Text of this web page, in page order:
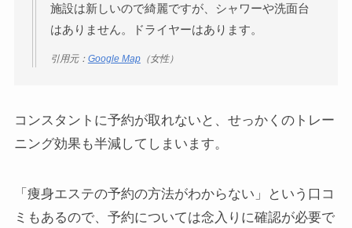
施設は新しいので綺麗ですが、シャワーや洗面台
はありません。ドライヤーはあります。
引用元： Google Map（女性）
コンスタントに予約が取れないと、せっかくのトレー
ニング効果も半減してしまいます。
「痩身エステの予約の方法がわからない」という口コ
ミもあるので、予約については念入りに確認が必要で